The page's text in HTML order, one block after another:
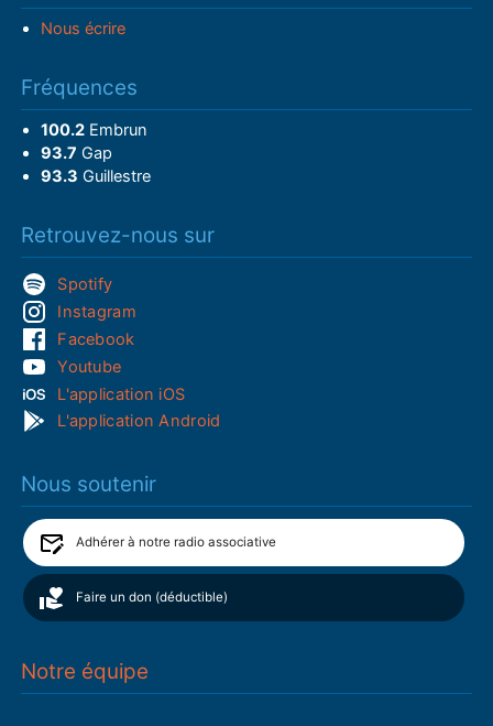
Nous écrire
Fréquences
100.2Embrun
93.7 Gap
93.3 Guillestre
Retrouvez-nous sur
Spotify
Instagram
Facebook
Youtube
L'application iOS
L'application Android
Nous soutenir
Adhérer à notre radio associative
Faire un don (déductible)
Notre équipe